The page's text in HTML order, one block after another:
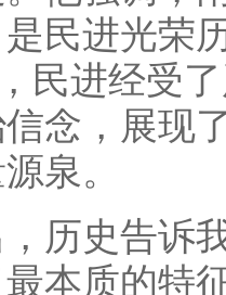
民进光荣
民进经受
念，展现
泉。
史告诉我
本质的特